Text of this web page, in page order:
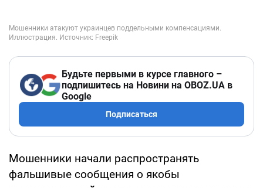
Будьте первыми в курсе главного –
подпишитесь на Новини на OBOZ.UA в
Google
Подписаться
Мошенники начали распространять
фальшивые сообщения о якобы